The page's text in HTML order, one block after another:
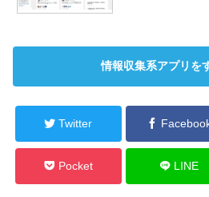
情報収集系アプリを
Twitter
Pocket LINE